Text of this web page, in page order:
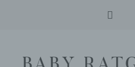
primary